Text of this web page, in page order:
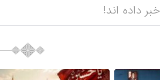
داده اند!